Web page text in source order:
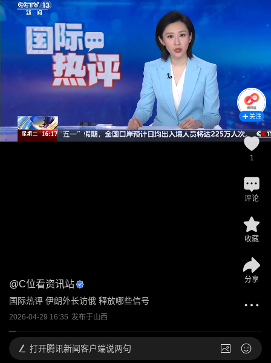
@C位看资讯站
国际热评 伊朗外长访俄 释放哪些信号
2026-04-29 16:35 发布于山西
关注
1
评论
收藏
分享
打开腾讯新闻客户端说两句